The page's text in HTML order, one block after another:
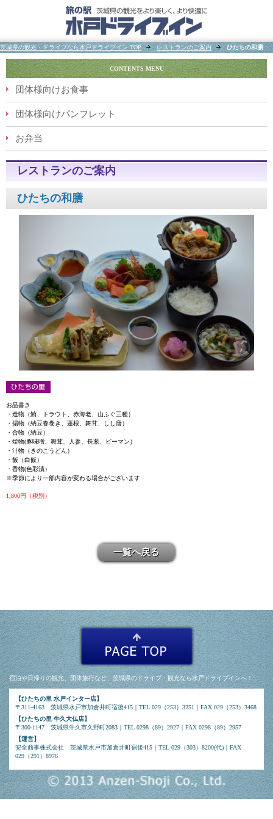
茨城県の観光・ドライブなら水戸ドライブイン TOP レストランのご案内 ひたちの和膳
CONTENTS MENU
団体様向けお食事
団体様向けパンフレット
お弁当
レストランのご案内
ひたちの和膳
お品書き
・造物（鮪、トラウト、赤海老、山ふぐ三種）
・揚物（納豆春巻き、蓮根、舞茸、しし唐）
・合物（納豆）
・焼物(豚味噌、舞茸、人参、長葱、ピーマン）
・汁物（きのこうどん）
・飯（白飯）
・香物(色彩漬）
※季節により一部内容が変わる場合がございます
1,800円（税別）
一覧へ戻る
宿泊や日帰りの観光、団体旅行など、茨城県のドライブ・観光なら水戸ドライブインへ！
【ひたちの里 水戸インター店】
〒311-4163 茨城県水戸市加倉井町宿後415｜TEL 029（253）3251｜FAX 029（253）3468
【ひたちの里 牛久大仏店】
〒300-1147 茨城県牛久市久野町2083｜TEL 0298（89）2927｜FAX 0298（89）2957
【運営】
安全商事株式会社 茨城県水戸市加倉井町宿後415｜TEL 029（303）8200(代)｜FAX
029（291）8976